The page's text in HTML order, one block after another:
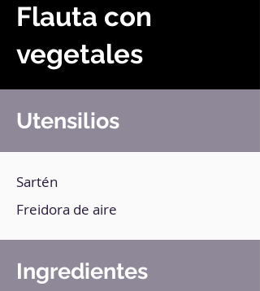
Flauta con
vegetales
Utensilios
Sartén
Freidora de aire
Ingredientes